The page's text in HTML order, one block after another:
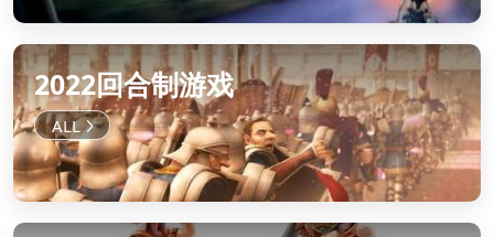
2022回合制游戏